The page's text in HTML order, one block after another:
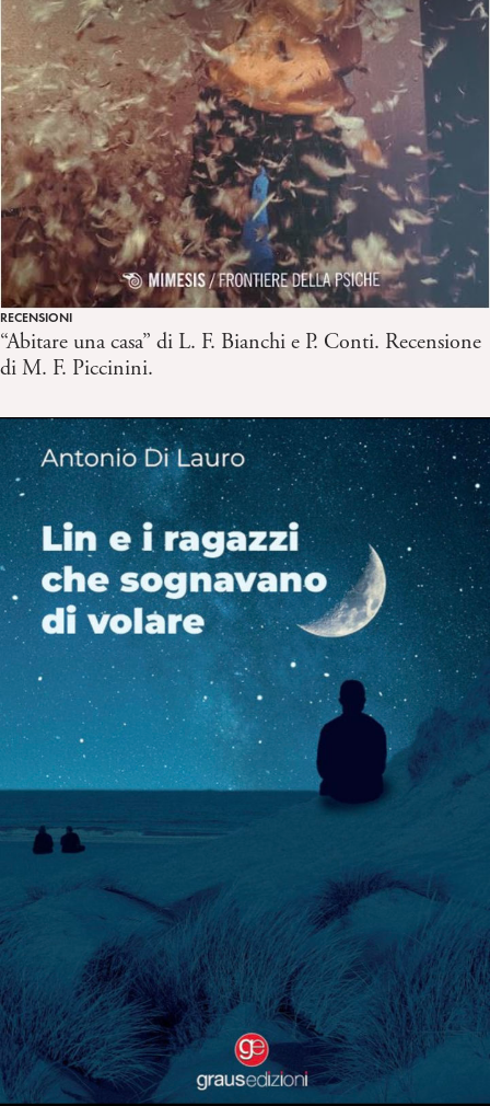
RECENSIONI
“Abitare una casa” di L. F. Bianchi e P. Conti. Recensione
di M. F. Piccinini.